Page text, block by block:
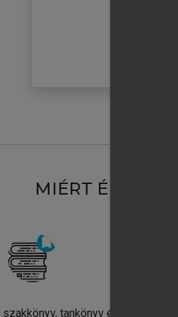
MIÉRT
szakkönyv, tankönyv és